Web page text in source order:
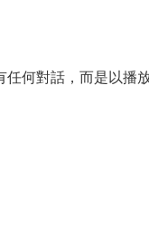
何對話，而是以播